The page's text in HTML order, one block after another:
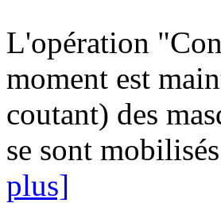
L'opération
moment est
coutant) des
se sont
plus]